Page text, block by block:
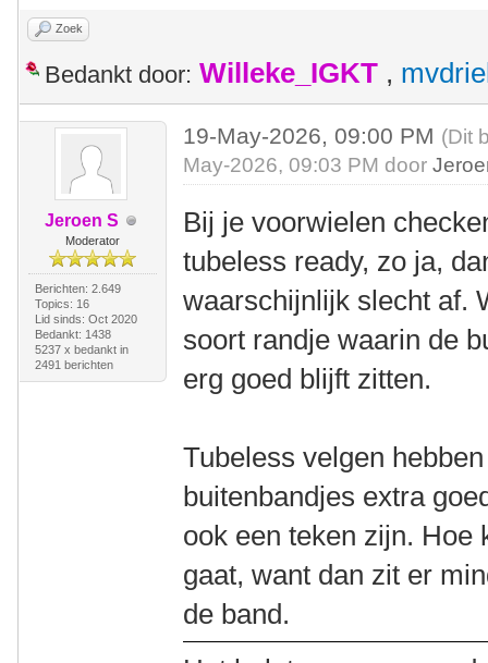
Zoek
Bedankt door: Willeke_IGKT ,
Jeroen S
Moderator
Berichten: 2.649
Topics: 16
Lid sinds: Oct 2020
Bedankt: 1438
5237 x bedankt in
2491 berichten
19-May-2026, 09:00 PM (Dit
May-2026, 09:03 PM door
Bij je voorwielen
tubeless ready, zo ja,
waarschijnlijk slecht af.
soort randje waarin de
erg goed blijft zitten.
Tubeless velgen
buitenbandjes extra
ook een teken zijn. Hoe
gaat, want dan zit er
de band.